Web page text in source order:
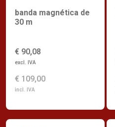
banda magnética de
30 m
€ 90,08
excl. IVA
€ 109,00
incl. IVA